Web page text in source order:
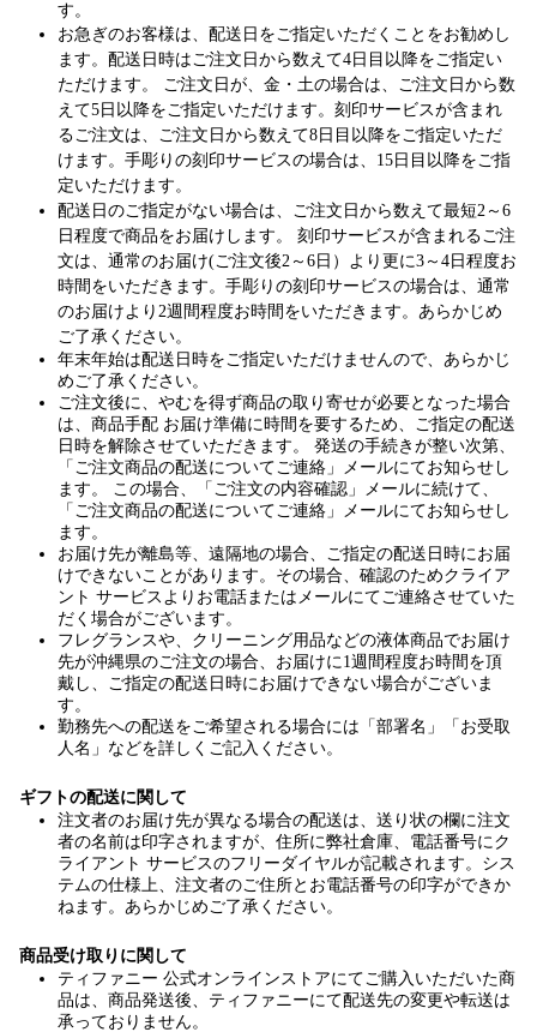
す。
お急ぎのお客様は、配送日をご指定いただくことをお勧めし
ます。配送日時はご注文日から数えて4日目以降をご指定い
ただけます。 ご注文日が、金・土の場合は、ご注文日から数
えて5日以降をご指定いただけます。刻印サービスが含まれ
るご注文は、ご注文日から数えて8日目以降をご指定いただ
けます。手彫りの刻印サービスの場合は、15日目以降をご指
定いただけます。​​
配送日のご指定がない場合は、ご注文日から数えて最短2～6
日程度で商品をお届けします。 刻印サービスが含まれるご注
文は、通常のお届け(ご注文後2～6日）より更に3～4日程度お
時間をいただきます。手彫りの刻印サービスの場合は、通常
のお届けより2週間程度お時間をいただきます。あらかじめ
ご了承ください。​​
年末年始は配送日時をご指定いただけませんので、あらかじ
めご了承ください。
ご注文後に、やむを得ず商品の取り寄せが必要となった場合
は、商品手配 お届け準備に時間を要するため、ご指定の配送
日時を解除させていただきます。 発送の手続きが整い次第、
「ご注文商品の配送についてご連絡」メールにてお知らせし
ます。 この場合、「ご注文の内容確認」メールに続けて、
「ご注文商品の配送についてご連絡」メールにてお知らせし
ます。
お届け先が離島等、遠隔地の場合、ご指定の配送日時にお届
けできないことがあります。その場合、確認のためクライア
ント サービスよりお電話またはメールにてご連絡させていた
だく場合がございます。
フレグランスや、クリーニング用品などの液体商品でお届け
先が沖縄県のご注文の場合、お届けに1週間程度お時間を頂
戴し、ご指定の配送日時にお届けできない場合がございま
す。
勤務先への配送をご希望される場合には「部署名」「お受取
人名」などを詳しくご記入ください。
ギフトの配送に関して
注文者のお届け先が異なる場合の配送は、送り状の欄に注文
者の名前は印字されますが、住所に弊社倉庫、電話番号にク
ライアント サービスのフリーダイヤルが記載されます。シス
テムの仕様上、注文者のご住所とお電話番号の印字ができか
ねます。あらかじめご了承ください。
商品受け取りに関して
ティファニー 公式オンラインストアにてご購入いただいた商
品は、商品発送後、ティファニーにて配送先の変更や転送は
承っておりません。